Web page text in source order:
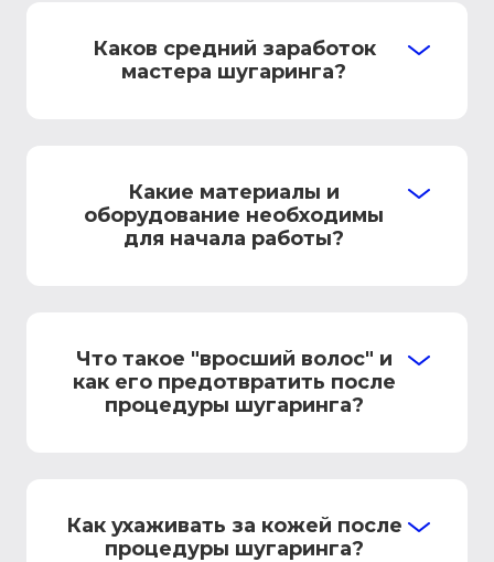
Каков средний заработок
мастера шугаринга?
Какие материалы и
оборудование необходимы
для начала работы?
Что такое "вросший волос" и
как его предотвратить после
процедуры шугаринга?
Как ухаживать за кожей после
процедуры шугаринга?